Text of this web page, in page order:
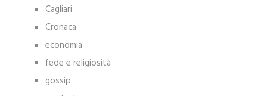
Cagliari
Cronaca
economia
fede e religiosità
gossip